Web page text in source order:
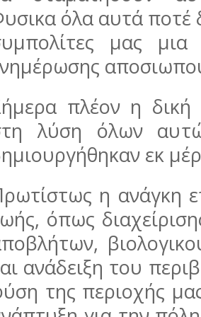
όλα αυτά ποτέ
μας
πλέον η δική
λύση όλων
εκ
η ανάγκη
όπως
ανάδειξη του
της περιοχής